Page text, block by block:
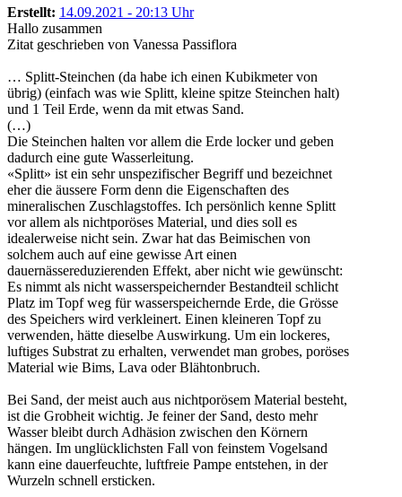
Erstellt: 14.09.2021 - 20:13 Uhr
Hallo zusammen
Zitat geschrieben von Vanessa Passiflora
… Splitt-Steinchen (da habe ich einen Kubikmeter von
übrig) (einfach was wie Splitt, kleine spitze Steinchen halt)
und 1 Teil Erde, wenn da mit etwas Sand.
(…)
Die Steinchen halten vor allem die Erde locker und geben
dadurch eine gute Wasserleitung.
«Splitt» ist ein sehr unspezifischer Begriff und bezeichnet
eher die äussere Form denn die Eigenschaften des
mineralischen Zuschlagstoffes. Ich persönlich kenne Splitt
vor allem als nichtporöses Material, und dies soll es
idealerweise nicht sein. Zwar hat das Beimischen von
solchem auch auf eine gewisse Art einen
dauernässereduzierenden Effekt, aber nicht wie gewünscht:
Es nimmt als nicht wasserspeichernder Bestandteil schlicht
Platz im Topf weg für wasserspeichernde Erde, die Grösse
des Speichers wird verkleinert. Einen kleineren Topf zu
verwenden, hätte dieselbe Auswirkung. Um ein lockeres,
luftiges Substrat zu erhalten, verwendet man grobes, poröses
Material wie Bims, Lava oder Blähtonbruch.
Bei Sand, der meist auch aus nichtporösem Material besteht,
ist die Grobheit wichtig. Je feiner der Sand, desto mehr
Wasser bleibt durch Adhäsion zwischen den Körnern
hängen. Im unglücklichsten Fall von feinstem Vogelsand
kann eine dauerfeuchte, luftfreie Pampe entstehen, in der
Wurzeln schnell ersticken.